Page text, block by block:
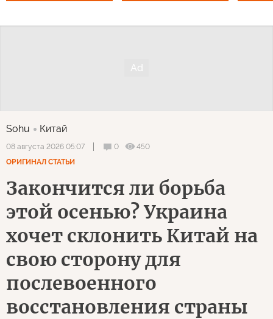
Sohu Китай
08 августа 2026 05:07 0
450
ОРИГИНАЛ СТАТЬИ
Закончится ли борьба
этой осенью? Украина
хочет склонить Китай на
свою сторону для
послевоенного
восстановления страны